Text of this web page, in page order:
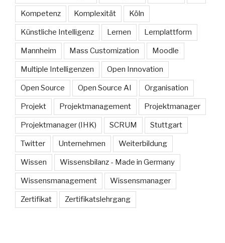
Kompetenz Komplexität Köln
Künstliche Intelligenz Lernen Lernplattform
Mannheim Mass Customization Moodle
Multiple Intelligenzen Open Innovation
Open Source Open Source AI Organisation
Projekt Projektmanagement Projektmanager
Projektmanager (IHK) SCRUM Stuttgart
Twitter Unternehmen Weiterbildung
Wissen Wissensbilanz - Made in Germany
Wissensmanagement Wissensmanager
Zertifikat Zertifikatslehrgang